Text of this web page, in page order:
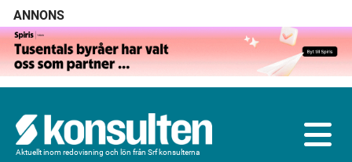
ANNONS
Aktuellt inom redovisning och lön från Srf konsulterna